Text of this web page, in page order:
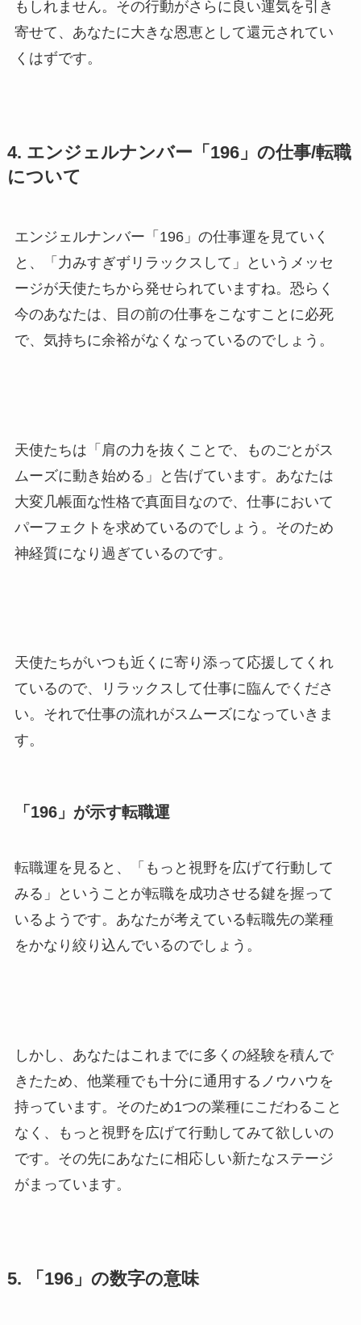
もしれません。その行動がさらに良い運気を引き
寄せて、あなたに大きな恩恵として還元されてい
くはずです。
4. エンジェルナンバー「196」の仕事/転職
について
エンジェルナンバー「196」の仕事運を見ていく
と、「力みすぎずリラックスして」というメッセ
ージが天使たちから発せられていますね。恐らく
今のあなたは、目の前の仕事をこなすことに必死
で、気持ちに余裕がなくなっているのでしょう。
天使たちは「肩の力を抜くことで、ものごとがス
ムーズに動き始める」と告げています。あなたは
大変几帳面な性格で真面目なので、仕事において
パーフェクトを求めているのでしょう。そのため
神経質になり過ぎているのです。
天使たちがいつも近くに寄り添って応援してくれ
ているので、リラックスして仕事に臨んでくださ
い。それで仕事の流れがスムーズになっていきま
す。
「196」が示す転職運
転職運を見ると、「もっと視野を広げて行動して
みる」ということが転職を成功させる鍵を握って
いるようです。あなたが考えている転職先の業種
をかなり絞り込んでいるのでしょう。
しかし、あなたはこれまでに多くの経験を積んで
きたため、他業種でも十分に通用するノウハウを
持っています。そのため1つの業種にこだわること
なく、もっと視野を広げて行動してみて欲しいの
です。その先にあなたに相応しい新たなステージ
がまっています。
5. 「196」の数字の意味